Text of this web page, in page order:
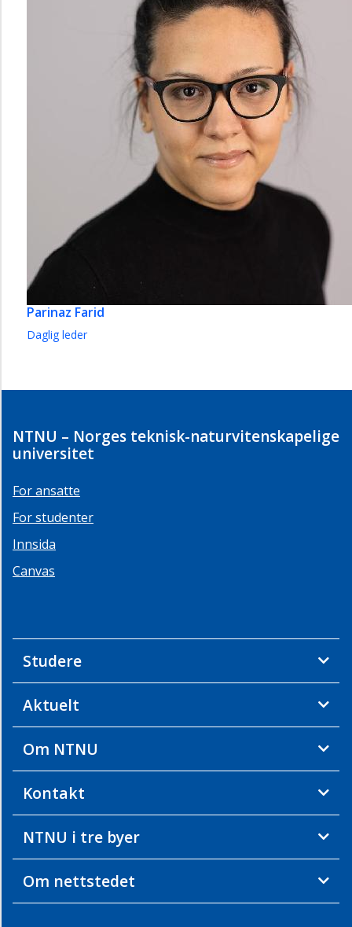
Parinaz Farid
Daglig leder
NTNU – Norges teknisk-naturvitenskapelige
universitet
For ansatte
For studenter
Innsida
Canvas
Studere
Aktuelt
Om NTNU
Kontakt
NTNU i tre byer
Om nettstedet